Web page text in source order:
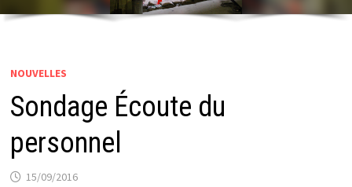
NOUVELLES
Sondage Écoute du
personnel
15/09/2016